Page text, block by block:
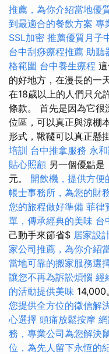
推薦，為你介紹當地優
到最適合的餐飲方案 專
SSL加密 推薦優質月子
台中刮痧療程推薦 助聽
格範圍 台中養生療程
的好地方，在漫長的一
在18歲以上的人們只允
條款。 首先是因為它很
位區，可以真正與涼棚
形式，鞦韆可以真正懸
培訓 台中推拿服務 永
貼心照顧 另一個優點是
元。 開飲機，提供方便
帳士事務所，為您的財
您的旅程做好準備 菲律
單，傳承經典的美味 台
己動手來節省$ 居家設
家公司推薦，為你介紹
當地可靠的搬家服務選
讓您不再為訴訟煩惱 經
的活動提供美味 14,000
您提供全方位的徵信解
心選擇 頭痛放鬆按摩
務，專業公司為您解決
位，為先人留下永恆的